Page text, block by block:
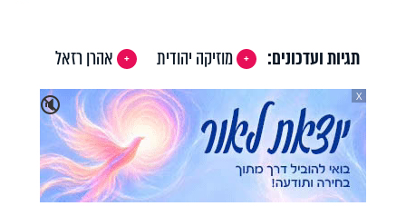
תגיות ועדכונים: מוזיקה יהודית
אהרן רזאל
🔇
X